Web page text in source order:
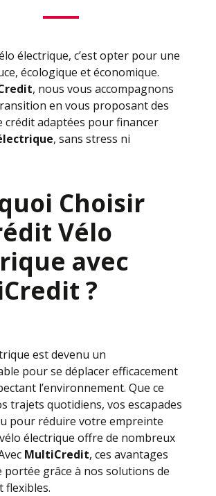
électrique, c’est opter pour une
écologique et économique.
, nous vous accompagnons
en vous proposant des
crédit adaptées pour financer
, sans stress ni
Choisir
Vélo
avec
?
est devenu un
pour se déplacer efficacement
l’environnement. Que ce
trajets quotidiens, vos escapades
pour réduire votre empreinte
électrique offre de nombreux
MultiCredit, ces avantages
portée grâce à nos solutions de
flexibles.